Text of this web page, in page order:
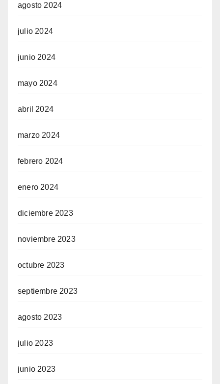
agosto 2024
julio 2024
junio 2024
mayo 2024
abril 2024
marzo 2024
febrero 2024
enero 2024
diciembre 2023
noviembre 2023
octubre 2023
septiembre 2023
agosto 2023
julio 2023
junio 2023